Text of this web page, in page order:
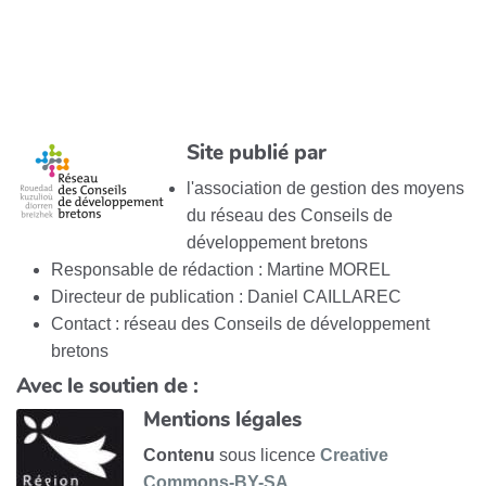
Site publié par
l'association de gestion des moyens
du réseau des Conseils de
développement bretons
Responsable de rédaction : Martine MOREL
Directeur de publication : Daniel CAILLAREC
Contact : réseau des Conseils de développement
bretons
Avec le soutien de :
Mentions légales
Contenu sous licence Creative